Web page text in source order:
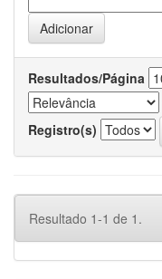
Resultados/Página
Registro(s)
Resultado 1-1 de 1.